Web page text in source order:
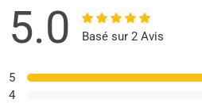
5.0 Basé sur 2 Avis
5
4